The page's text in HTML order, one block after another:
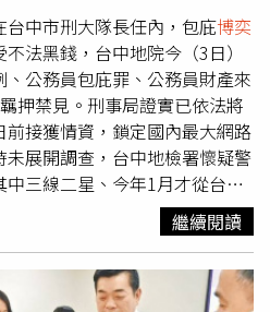
中市刑大隊長任內，包庇博奕
法黑錢，台中地院今（3日）
公務員包庇罪、公務員財產來
押禁見。刑事局證實已依法將
接獲情資，鎖定國內最大網路
展開調查，台中地檢署懷疑警
三線二星、今年1月才從台中
警政監的林明佐，因疑似勾串
查。中檢2日指揮廉政署中部調
局及林明佐住處，另副大隊長
人身份說明；經約談搜索後認
繼續閱讀